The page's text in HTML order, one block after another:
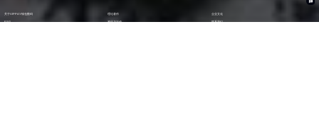
关于VIPPAY钱包数码 理论著作 企业文化
ESG 资讯与活动 联系我们